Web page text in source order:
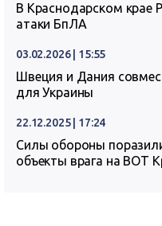
В Краснодарском крае
атаки БпЛА
03.02.2026 | 15:55
Швеция и Дания
для Украины
22.12.2025 | 17:24
Силы обороны
объекты врага на ВОТ